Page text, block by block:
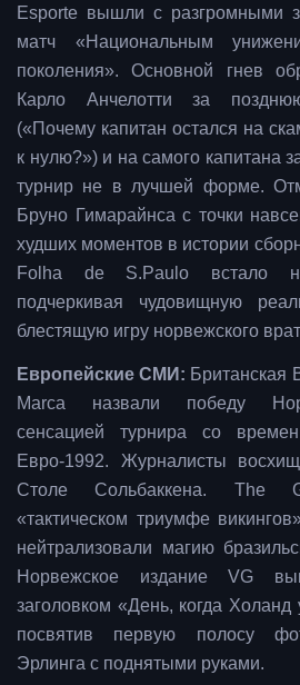
Esporte вышли с разгромными
матч «Национальным
поколения». Основной гнев
Карло Анчелотти за
(«Почему капитан остался на
к нулю?») и на самого капитана
турнир не в лучшей форме.
Бруно Гимарайнса с точки
худших моментов в истории
Folha de S.Paulo встало
подчеркивая чудовищную
блестящую игру норвежского
Европейские СМИ: Британская
Marca назвали победу
сенсацией турнира со
Евро-1992. Журналисты
Столе Сольбаккена. The
«тактическом триумфе
нейтрализовали магию
Норвежское издание VG
заголовком «День, когда
посвятив первую полосу
Эрлинга с поднятыми руками.